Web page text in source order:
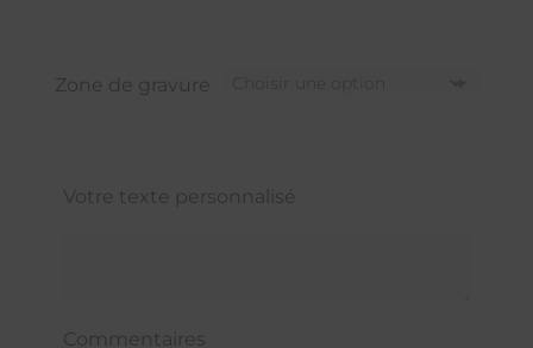
Zone de gravure
Votre texte personnalisé
Commentaires